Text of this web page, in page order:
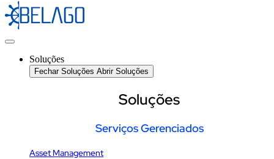
Soluções
Fechar Soluções Abrir Soluções
Soluções
Serviços Gerenciados
Asset Management